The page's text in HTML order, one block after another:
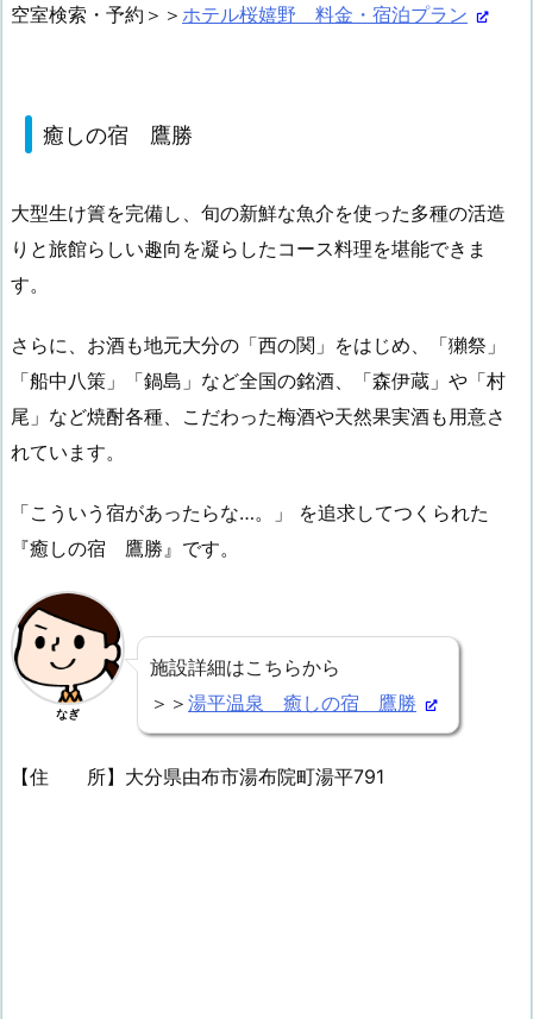
空室検索・予約＞＞ ホテル桜嬉野 料金・宿泊プラン
癒しの宿 鷹勝
大型生け簀を完備し、旬の新鮮な魚介を使った多種の活造
りと旅館らしい趣向を凝らしたコース料理を堪能できま
す。
さらに、お酒も地元大分の「西の関」をはじめ、「獺祭」
「船中八策」「鍋島」など全国の銘酒、「森伊蔵」や「村
尾」など焼酎各種、こだわった梅酒や天然果実酒も用意さ
れています。
「こういう宿があったらな…。」 を追求してつくられた
『癒しの宿 鷹勝』です。
なぎ
施設詳細はこちらから
＞＞ 湯平温泉 癒しの宿 鷹勝
【住 所】大分県由布市湯布院町湯平791